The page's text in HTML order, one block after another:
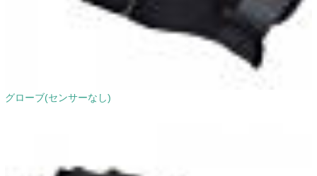
グローブ(センサーなし)